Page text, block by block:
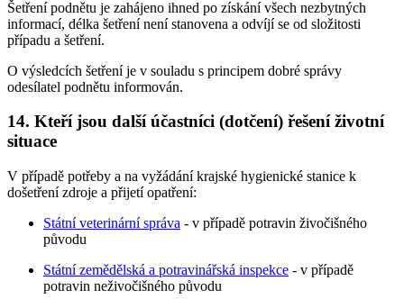
Šetření podnětu je zahájeno ihned po získání všech nezbytných
informací, délka šetření není stanovena a odvíjí se od složitosti
případu a šetření.
O výsledcích šetření je v souladu s principem dobré správy
odesílatel podnětu informován.
14. Kteří jsou další účastníci (dotčení) řešení životní
situace
V případě potřeby a na vyžádání krajské hygienické stanice k
došetření zdroje a přijetí opatření:
Státní veterinární správa - v případě potravin živočišného
původu
Státní zemědělská a potravinářská inspekce - v případě
potravin neživočišného původu